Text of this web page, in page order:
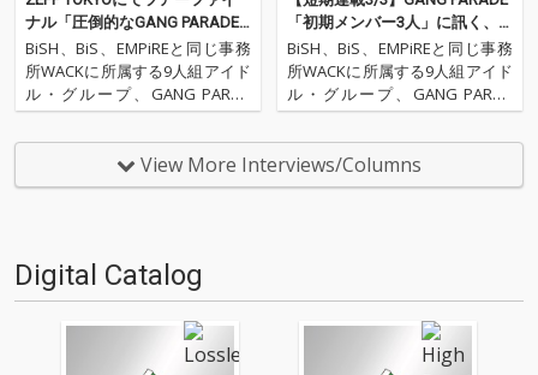
ナル「圧倒的なGANG PARADE
を見せることが恩返しになる」
BiSH、BiS、EMPiREと同じ事務
所WACKに所属する9人組アイド
ル・グループ、GANG PARAD
E。BiSにレンタルトレードして
いたカミヤサキがグループに戻
り、2018年3月12～18日にかけ
て開催された「WACK合同オー
「初期メンバー3人」に訊く、
いまの3人の関係性、9人体制、
これからの未来
BiSH、BiS、EMPiREと同じ事務
所WACKに所属する9人組アイド
ル・グループ、GANG PARAD
E。BiSにレンタルトレードして
いたカミヤサキがグループに戻
り、2018年3月12～18日にかけ
て開催された「WACK合同オー
View More Interviews/Columns
Digital Catalog